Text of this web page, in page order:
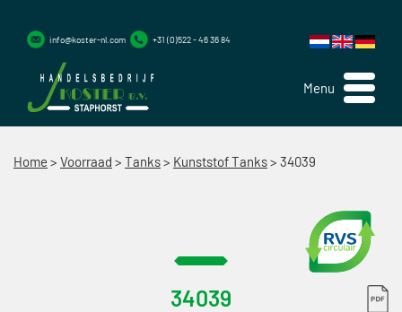
Menu
info@koster-nl.com +31 (0)522 - 46 36 84
Home > Voorraad > Tanks> Kunststof Tanks> 34039
34039